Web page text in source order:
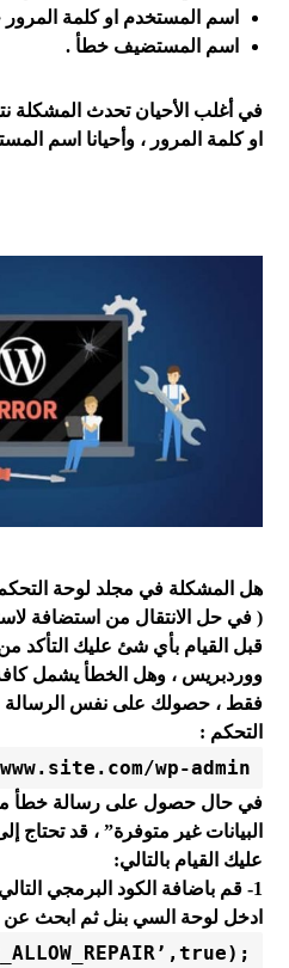
اسم المستخدم او كلمة
اسم المستضيف خطأ .
في أغلب الأحيان تحدث المشكلة
او كلمة المرور ، وأحيانا اسم
هل المشكلة في مجلد لوحة
( في حل الانتقال من استضافة
قبل القيام بأي شئ عليك التأكد
ووردبريس ، وهل الخطأ يشمل
فقط ، حصولك على نفس الرسالة
التحكم :
www.site.com/wp-admin
في حال حصول على رسالة خطأ
البيانات غير متوفرة” ، قد تحتاج
عليك القيام بالتالي:
ادخل لوحة السي بنل ثم ابحث